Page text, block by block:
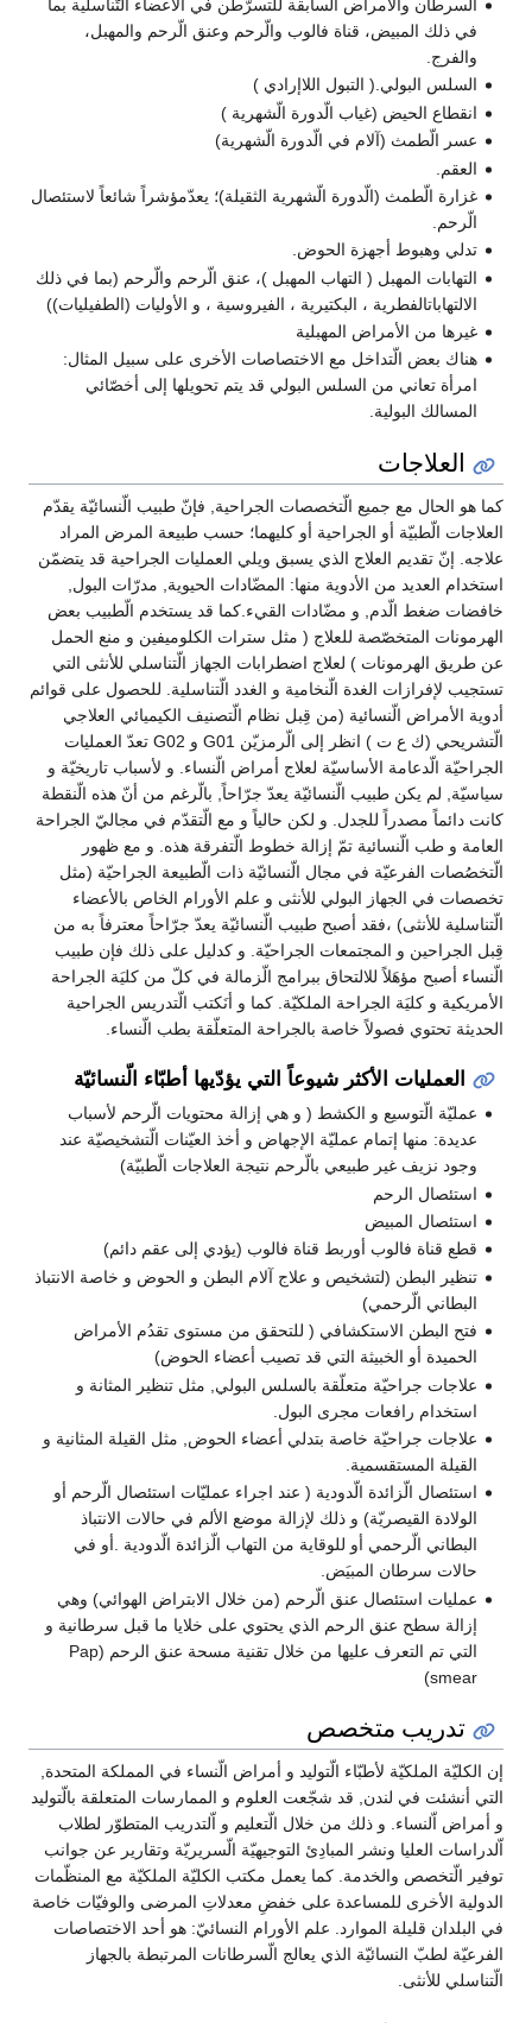
الّسرطان والأمراض الّسابقة للتسرّطُن في الأعضاء التّناسلية بما
في ذلك المبيض، قناة فالوب والّرحم وعنق الّرحم والمهبل،
والفرج.
السلس البولي.( التبول اللاإرادي )
انقطاع الحيض (غياب الّدورة الّشهرية )
عسر الّطمث (آلام في الّدورة الّشهرية)
العقم.
غزارة الّطمث (الّدورة الّشهرية الثقيلة)؛ يعدّمؤشراً شائعاً لاستئصال
الّرحم.
تدلي وهبوط أجهزة الحوض.
التهابات المهبل ( التهاب المهبل )، عنق الّرحم والّرحم (بما في ذلك
الالتهاباتالفطرية ، البكتيرية ، الفيروسية ، و الأوليات (الطفيليات))
غيرها من الأمراض المهبلية
هناك بعض الّتداخل مع الاختصاصات الأخرى على سبيل المثال:
امرأة تعاني من السلس البولي قد يتم تحويلها إلى أخصّائي
المسالك البولية.
العلاجات
كما هو الحال مع جميع الّتخصصات الجراحية, فإنّ طبيب الّنسائيّة يقدّم
العلاجات الّطبيّة أو الجراحية أو كليهما؛ حسب طبيعة المرض المراد
علاجه. إنّ تقديم العلاج الذي يسبق ويلي العمليات الجراحية قد يتضمّن
استخدام العديد من الأدوية منها: المضّادات الحيوية, مدرّات البول,
خافضات ضغط الّدم, و مضّادات القيء.كما قد يستخدم الّطبيب بعض
الهرمونات المتخصّصة للعلاج ( مثل سترات الكلوميفين و منع الحمل
عن طريق الهرمونات ) لعلاج اضطرابات الجهاز الّتناسلي للأنثى التي
تستجيب لإفرازات الغدة الّنخامية و الغدد الّتناسلية. للحصول على قوائم
أدوية الأمراض الّنسائية (من قِبل نظام الّتصنيف الكيميائي العلاجي
الّتشريحي (ك ع ت ) انظر إلى الّرمزيّن G01 و G02 تعدّ العمليات
الجراحيّة الّدعامة الأساسيّة لعلاج أمراض الّنساء. و لأسباب تاريخيّة و
سياسيّة, لم يكن طبيب الّنسائيّة يعدّ جرّاحاً, بالّرغم من أنّ هذه الّنقطة
كانت دائماً مصدراً للجدل. و لكن حالياً و مع الّتقدّم في مجاليّ الجراحة
العامة و طب الّنسائية تمّ إزالة خطوط الّتفرقة هذه. و مع ظهور
الّتخصُصات الفرعيّة في مجال الّنسائيّة ذات الّطبيعة الجراحيّة (مثل
تخصصات في الجهاز البولي للأنثى و علم الأورام الخاص بالأعضاء
الّتناسلية للأنثى) ،فقد أصبح طبيب الّنسائيّة يعدّ جرّاحاً معترفاً به من
قِبل الجراحين و المجتمعات الجراحيّة. و كدليل على ذلك فإن طبيب
الّنساء أصبح مؤهَلاً للالتحاق ببرامج الّزمالة في كلّ من كليَة الجراحة
الأمريكية و كليَة الجراحة الملكيّة. كما و أنَكتب الّتدريس الجراحية
الحديثة تحتوي فصولاً خاصة بالجراحة المتعلّقة بطب الّنساء.
العمليات الأكثر شيوعاً التي يؤدّيها أطبّاء الّنسائيّة
عمليّة الّتوسيع و الكشط ( و هي إزالة محتويات الّرحم لأسباب
عديدة: منها إتمام عمليّة الإجهاض و أخذ العيّنات الّتشخيصيّة عند
وجود نزيف غير طبيعي بالّرحم نتيجة العلاجات الّطبيّة)
استئصال الرحم
استئصال المبيض
قطع قناة فالوب أوربط قناة فالوب (يؤدي إلى عقم دائم)
تنظير البطن (لتشخيص و علاج آلام البطن و الحوض و خاصة الانتباذ
البطاني الّرحمي)
فتح البطن الاستكشافي ( للتحقق من مستوى تقدُم الأمراض
الحميدة أو الخبيثة التي قد تصيب أعضاء الحوض)
علاجات جراحيّة متعلّقة بالسلس البولي, مثل تنظير المثانة و
استخدام رافعات مجرى البول.
علاجات جراحيّة خاصة بتدلي أعضاء الحوض, مثل القيلة المثانية و
القيلة المستقسمية.
استئصال الّزائدة الّدودية ( عند اجراء عمليّات استئصال الّرحم أو
الولادة القيصريّة) و ذلك لإزالة موضع الألم في حالات الانتباذ
البطاني الّرحمي أو للوقاية من التهاب الّزائدة الّدودية .أو في
حالات سرطان المبيَض.
عمليات استئصال عنق الّرحم (من خلال الابتراض الهوائي) وهي
إزالة سطح عنق الرحم الذي يحتوي على خلايا ما قبل سرطانية و
التي تم التعرف عليها من خلال تقنية مسحة عنق الرحم (Pap
smear)
تدريب متخصص
إن الكليّة الملكيّة لأطبّاء الّتوليد و أمراض الّنساء في المملكة المتحدة,
التي أنشئت في لندن, قد شجّعت العلوم و الممارسات المتعلقة بالّتوليد
و أمراض اّلنساء. و ذلك من خلال الّتعليم و اّلتدريب المتطوّر لطلاب
اّلدراسات العليا ونشر المبادِئ التوجيهيّة الّسريريّة وتقارير عن جوانب
توفير الّتخصص والخدمة. كما يعمل مكتب الكليّة الملكيّة مع المنظّمات
الدولية الأخرى للمساعدة على خفضِ معدلاتِ المرضى والوفيّات خاصة
في البلدان قليلة الموارد. علم الأورام النسائيّ: هو أحد الاختصاصات
الفرعيّة لطبّ النسائيّة الذي يعالج الّسرطانات المرتبطة بالجهاز
الّتناسلي للأنثى.